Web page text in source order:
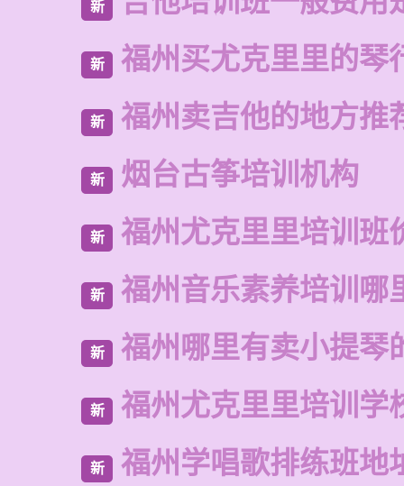
新
新 福州买尤克里里的琴
新 福州卖吉他的地方推
新 烟台古筝培训机构
新 福州尤克里里培训班
新 福州音乐素养培训哪
新 福州哪里有卖小提琴
新 福州尤克里里培训学
新 福州学唱歌排练班地